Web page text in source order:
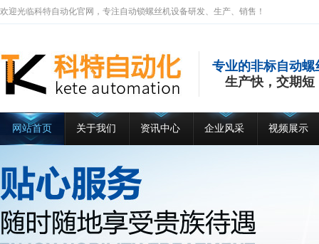
欢迎光临科特自动化官网，专注自动锁螺丝机设备研发、生产、销售！
专业的非标自动螺
生产快，交期短
网站首页 关于我们 资讯中心 企业风采 视频展示